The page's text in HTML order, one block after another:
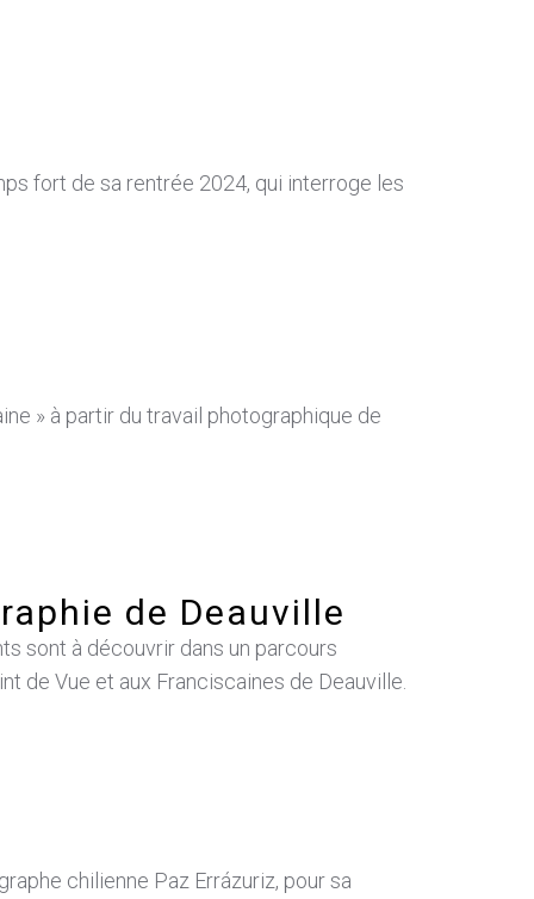
fort de sa rentrée 2024, qui interroge les
» à partir du travail photographique de
de Deauville
sont à découvrir dans un parcours
de Vue et aux Franciscaines de Deauville.
chilienne Paz Errázuriz, pour sa